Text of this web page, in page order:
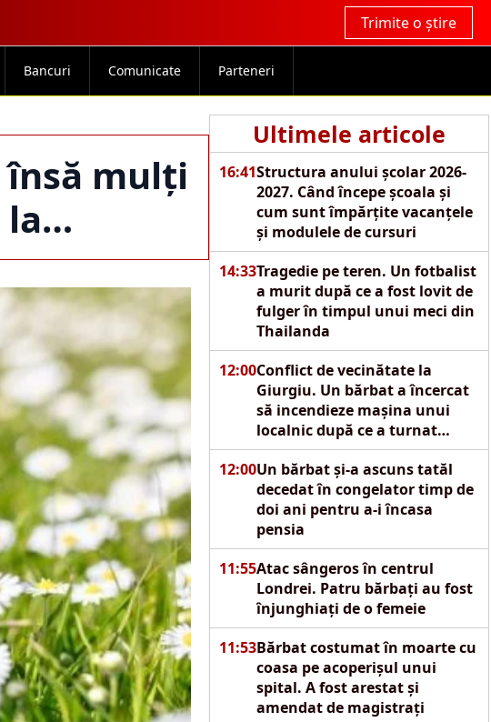
Trimite o știre
Bancuri Comunicate Parteneri
însă mulți
la…
Ultimele articole
16:41Structura anului școlar 2026-
2027. Când începe școala și
cum sunt împărțite vacanțele
și modulele de cursuri
14:33Tragedie pe teren. Un fotbalist
a murit după ce a fost lovit de
fulger în timpul unui meci din
Thailanda
12:00Conflict de vecinătate la
Giurgiu. Un bărbat a încercat
să incendieze mașina unui
localnic după ce a turnat
motorină pe autoturism
12:00Un bărbat și-a ascuns tatăl
decedat în congelator timp de
doi ani pentru a-i încasa
pensia
11:55Atac sângeros în centrul
Londrei. Patru bărbați au fost
înjunghiați de o femeie
11:53Bărbat costumat în moarte cu
coasa pe acoperișul unui
spital. A fost arestat și
amendat de magistrați